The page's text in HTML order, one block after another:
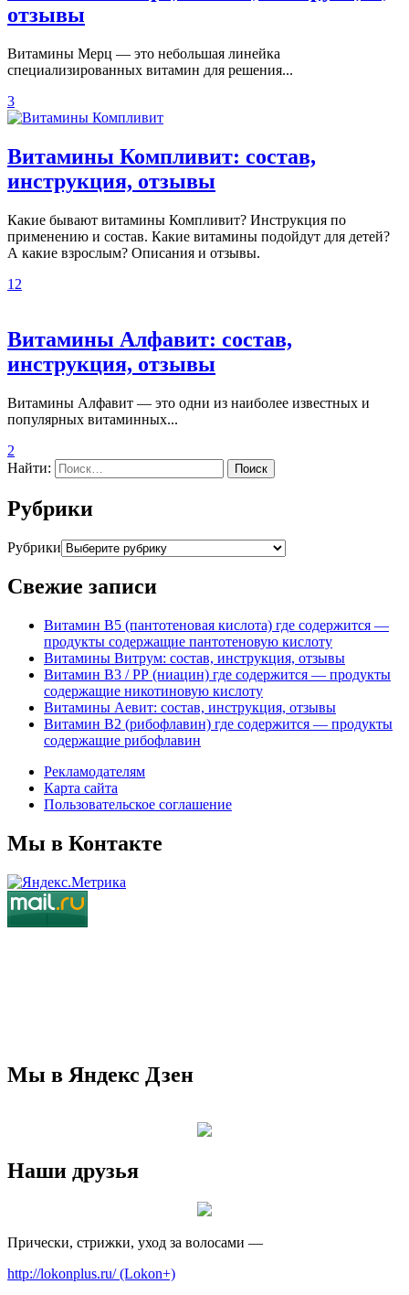
отзывы
Витамины Мерц — это небольшая линейка
специализированных витамин для решения...
3
Витамины Компливит: состав,
инструкция, отзывы
Какие бывают витамины Компливит? Инструкция по
применению и состав. Какие витамины подойдут для детей?
А какие взрослым? Описания и отзывы.
12
Витамины Алфавит: состав,
инструкция, отзывы
Витамины Алфавит — это одни из наиболее известных и
популярных витаминных...
2
Найти:
Рубрики
Рубрики
Свежие записи
Витамин В5 (пантотеновая кислота) где содержится —
продукты содержащие пантотеновую кислоту
Витамины Витрум: состав, инструкция, отзывы
Витамин В3 / РР (ниацин) где содержится — продукты
содержащие никотиновую кислоту
Витамины Аевит: состав, инструкция, отзывы
Витамин В2 (рибофлавин) где содержится — продукты
содержащие рибофлавин
Рекламодателям
Карта сайта
Пользовательское соглашение
Мы в Контакте
Мы в Яндекс Дзен
Наши друзья
Прически, стрижки, уход за волосами —
http://lokonplus.ru/ (Lokon+)